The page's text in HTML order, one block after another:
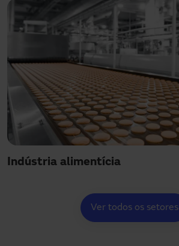
Indústria alimentícia
Ver todos os setores